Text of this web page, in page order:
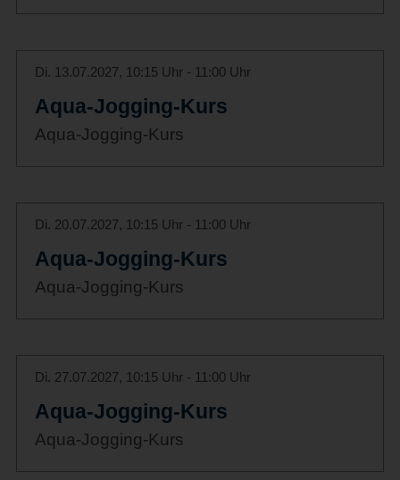
Di. 13.07.2027, 10:15 Uhr - 11:00 Uhr
Aqua-Jogging-Kurs
Aqua-Jogging-Kurs
Di. 20.07.2027, 10:15 Uhr - 11:00 Uhr
Aqua-Jogging-Kurs
Aqua-Jogging-Kurs
Di. 27.07.2027, 10:15 Uhr - 11:00 Uhr
Aqua-Jogging-Kurs
Aqua-Jogging-Kurs